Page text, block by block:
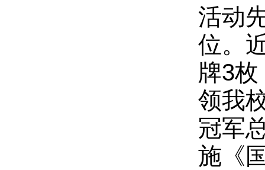
活动
位。
牌3
领我
冠军
施《